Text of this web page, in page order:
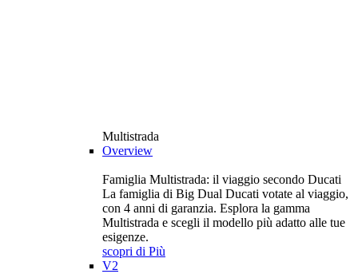
Multistrada
Overview
Famiglia Multistrada: il viaggio secondo Ducati
La famiglia di Big Dual Ducati votate al viaggio,
con 4 anni di garanzia. Esplora la gamma
Multistrada e scegli il modello più adatto alle tue
esigenze.
scopri di Più
V2